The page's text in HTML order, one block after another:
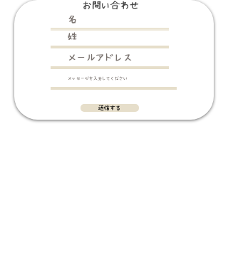
お問い合わせ
送信する